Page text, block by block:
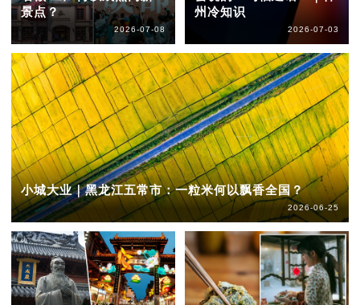
景点？
2026-07-08
州冷知识
2026-07-03
小城大业｜黑龙江五常市：一粒米何以飘香全国？
2026-06-25